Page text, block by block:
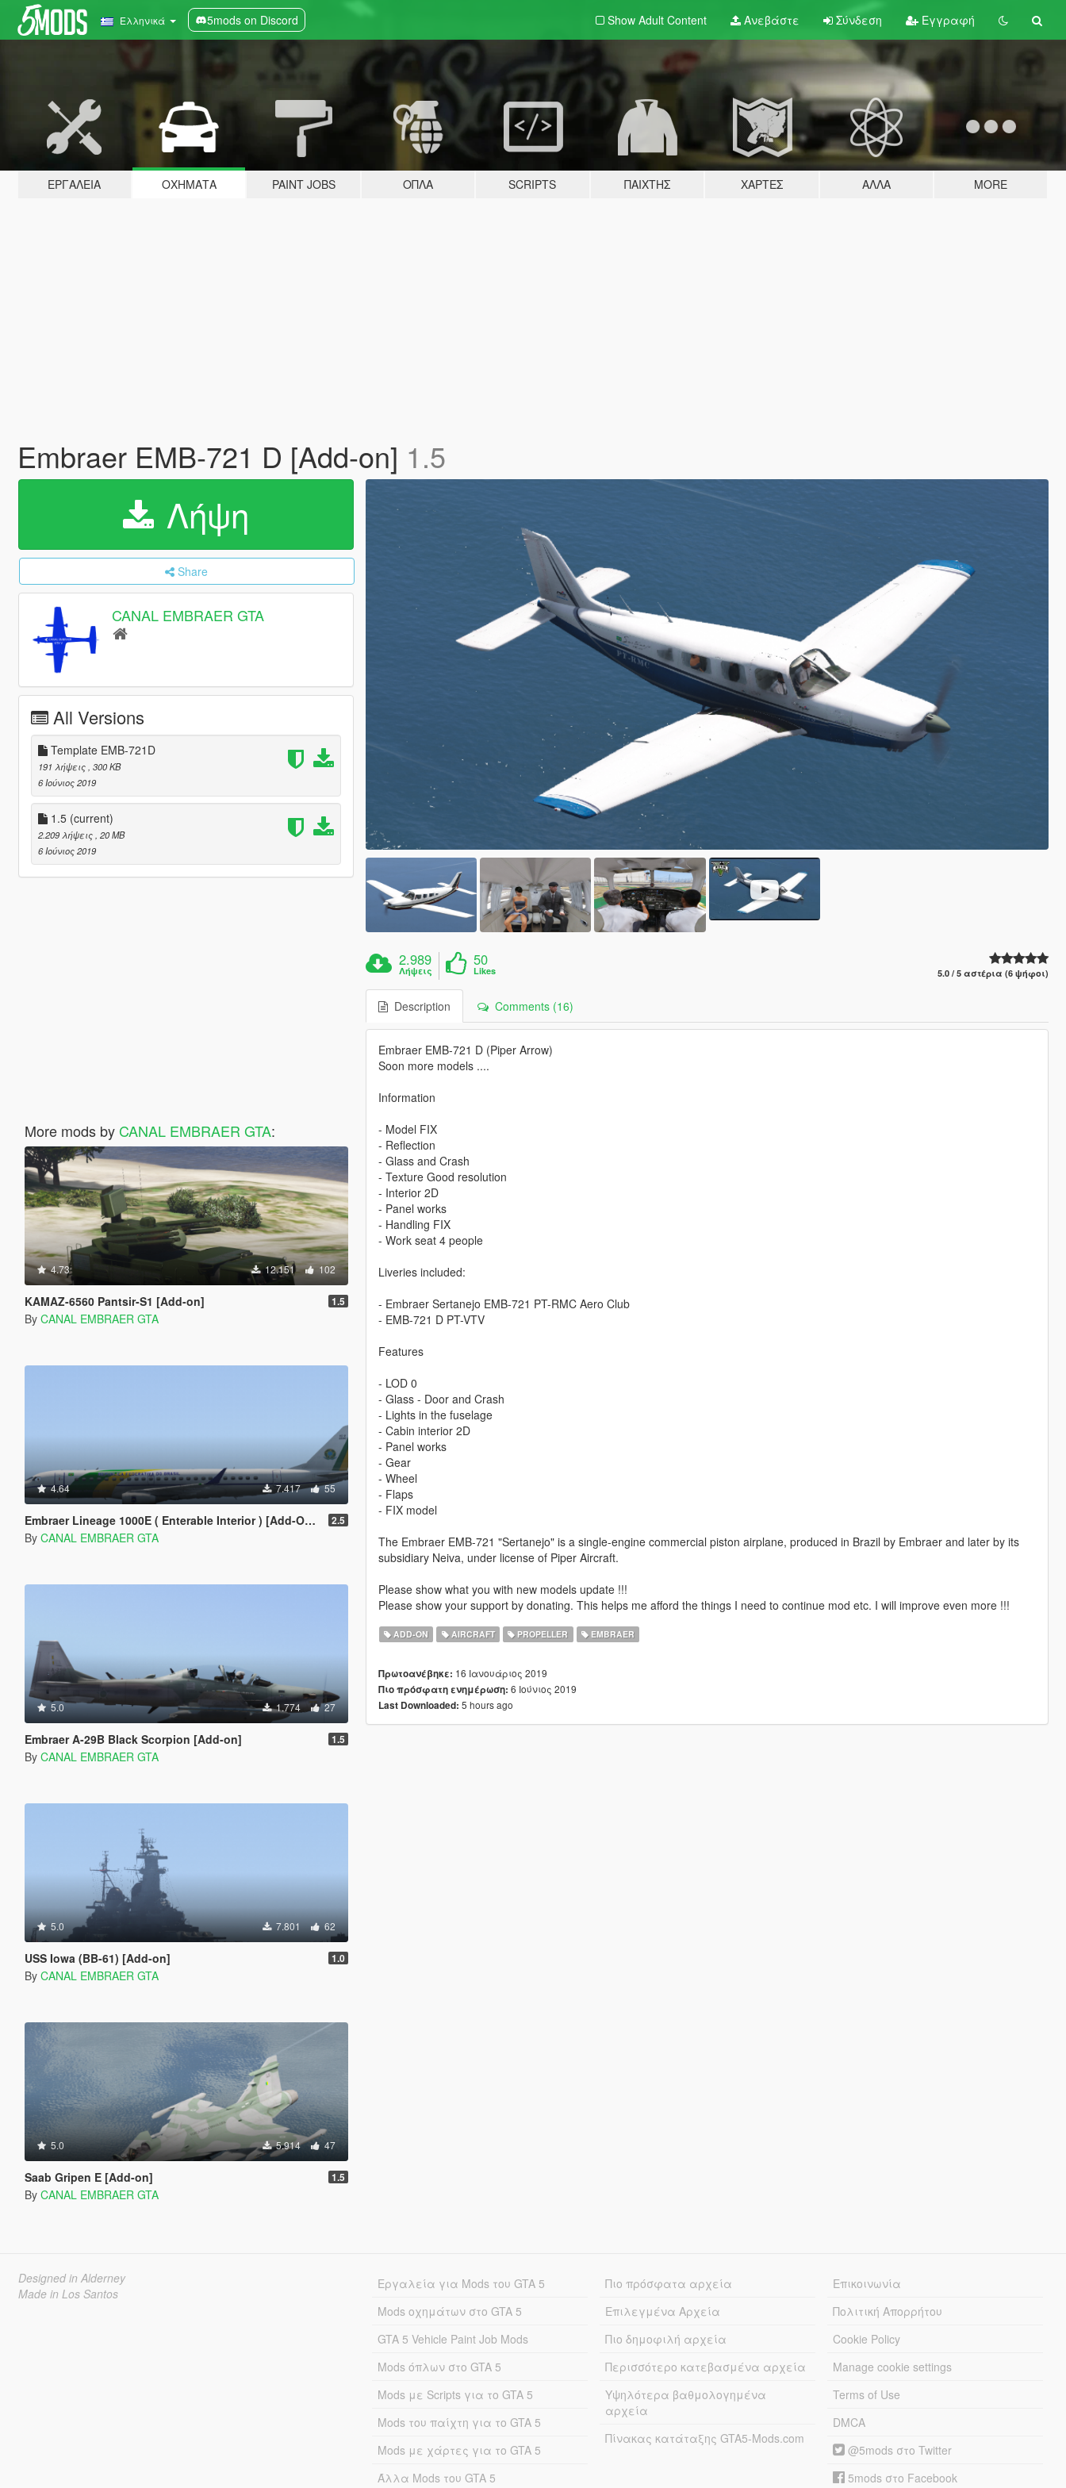
Ελληνικά 5mods on Discord Show Adult Content Ανεβάστε Σύνδεση Εγγραφή
ΕΡΓΑΛΕΊΑ ΟΧΉΜΑΤΑ PAINT JOBS ΌΠΛΑ SCRIPTS ΠΑΊΧΤΗΣ ΧΆΡΤΕΣ ΆΛΛΑ MORE
Embraer EMB-721 D [Add-on] 1.5
Λήψη
Share
CANAL EMBRAER GTA
All Versions
Template EMB-721D
191 λήψεις , 300 KB
6 Ιούνιος 2019
1.5 (current)
2.209 λήψεις , 20 MB
6 Ιούνιος 2019
More mods by CANAL EMBRAER GTA:
4.73 12.151 102
KAMAZ-6560 Pantsir-S1 [Add-on] 1.5
By CANAL EMBRAER GTA
4.64 7.417 55
Embraer Lineage 1000E ( Enterable Interior ) [Add-On Template] 2.5
By CANAL EMBRAER GTA
5.0 1.774 27
Embraer A-29B Black Scorpion [Add-on] 1.5
By CANAL EMBRAER GTA
5.0 7.801 62
USS Iowa (BB-61) [Add-on] 1.0
By CANAL EMBRAER GTA
5.0 5.914 47
Saab Gripen E [Add-on] 1.5
By CANAL EMBRAER GTA
2.989
Λήψεις
50
Likes 5.0 / 5 αστέρια (6 ψήφοι)
Description Comments (16)
Embraer EMB-721 D (Piper Arrow)
Soon more models ....
Information
- Model FIX
- Reflection
- Glass and Crash
- Texture Good resolution
- Interior 2D
- Panel works
- Handling FIX
- Work seat 4 people
Liveries included:
- Embraer Sertanejo EMB-721 PT-RMC Aero Club
- EMB-721 D PT-VTV
Features
- LOD 0
- Glass - Door and Crash
- Lights in the fuselage
- Cabin interior 2D
- Panel works
- Gear
- Wheel
- Flaps
- FIX model
The Embraer EMB-721 "Sertanejo" is a single-engine commercial piston airplane, produced in Brazil by Embraer and later by its
subsidiary Neiva, under license of Piper Aircraft.
Please show what you with new models update !!!
Please show your support by donating. This helps me afford the things I need to continue mod etc. I will improve even more !!!
ADD-ON AIRCRAFT PROPELLER EMBRAER
Πρωτοανέβηκε: 16 Ιανουάριος 2019
Πιο πρόσφατη ενημέρωση: 6 Ιούνιος 2019
Last Downloaded: 5 hours ago
Designed in Alderney
Made in Los Santos
Εργαλεία για Mods του GTA 5
Mods οχημάτων στο GTA 5
GTA 5 Vehicle Paint Job Mods
Mods όπλων στο GTA 5
Mods με Scripts για το GTA 5
Mods του παίχτη για το GTA 5
Mods με χάρτες για το GTA 5
Άλλα Mods του GTA 5
Πιο πρόσφατα αρχεία
Επιλεγμένα Αρχεία
Πιο δημοφιλή αρχεία
Περισσότερο κατεβασμένα αρχεία
Υψηλότερα βαθμολογημένα
αρχεία
Πίνακας κατάταξης GTA5-Mods.com
Επικοινωνία
Πολιτική Απορρήτου
Cookie Policy
Manage cookie settings
Terms of Use
DMCA
@5mods στο Twitter
5mods στο Facebook